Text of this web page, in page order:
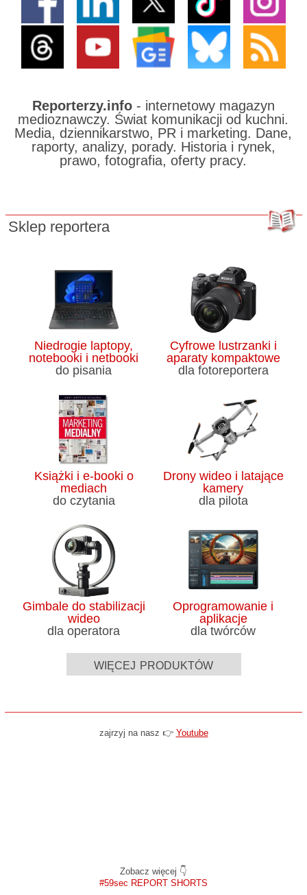
Reporterzy.info- internetowy magazyn
medioznawczy. Świat komunikacji od kuchni.
Media, dziennikarstwo, PR i marketing. Dane,
raporty, analizy, porady. Historia i rynek,
prawo, fotografia, oferty pracy.
Sklep reportera
Niedrogie laptopy,
notebooki i netbooki
do pisania
Cyfrowe lustrzanki i
aparaty kompaktowe
dla fotoreportera
Książki i e-booki o
mediach
do czytania
Drony wideo i latające
kamery
dla pilota
Gimbale do stabilizacji
wideo
dla operatora
Oprogramowanie i
aplikacje
dla twórców
więcej produktów
zajrzyj na nasz 👉 Youtube
Zobacz więcej 👇
#59sec REPORT SHORTS